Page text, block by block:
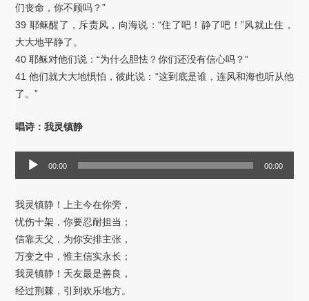
们丧命，你不顾吗？”
39 耶稣醒了，斥责风，向海说：“住了吧！静了吧！”风就止住，
大大地平静了。
40 耶稣对他们说：“为什么胆怯？你们还没有信心吗？”
41 他们就大大地惧怕，彼此说：“这到底是谁，连风和海也听从他
了。”
唱诗：我灵镇静
放
器
00:00 00:00
我灵镇静！上主今在你旁，
忧伤十架，你要忍耐担当；
信靠天父，为你安排主张，
万变之中，惟主信实永长；
我灵镇静！天友最是善良，
经过荆棘，引到欢乐地方。